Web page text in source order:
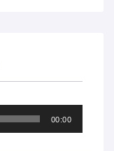
00:00